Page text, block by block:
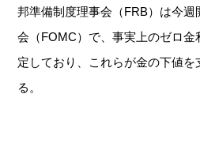
邦準備制度理事会（FRB） は今週
会（FOMC）で、事実上のゼロ金
定しており、これらが金の下値を
る。